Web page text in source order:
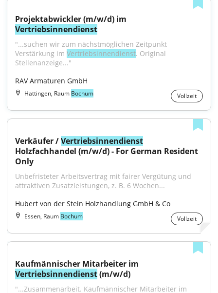
Vertriebsinnendienst
"...suchen wir zum nächstmöglichen Zeitpunkt
Verstärkung im Vertriebsinnendienst. Original
Stellenanzeige..."
RAV Armaturen GmbH
Hattingen, Raum Bochum Vollzeit
Verkäufer / Vertriebsinnendienst
Holzfachhandel (m/w/d) - For German Resident
Only
Unbefristeter Arbeitsvertrag mit fairer Vergütung und
attraktiven Zusatzleistungen, z. B. 6 Wochen...
Hubert von der Stein Holzhandlung GmbH & Co
Essen, Raum Bochum Vollzeit
Vertriebsinnendienst (m/w/d)